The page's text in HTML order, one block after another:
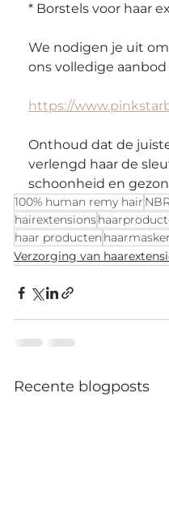
* Borstels voor haar
We nodigen je uit
ons volledige
https://
Onthoud dat de
verlengd haar de
schoonheid en
100% human remy hair
hairextensions
haar producten haarmasker
Verzorging van
Recente blogposts